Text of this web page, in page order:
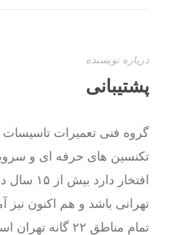
درباره نویسنده
پشتیبانی
گروه فنی تعمیرات تاسیسات
تکنسین های حرفه ای و
افتخار
تهرانی باشد و هم اکنون
تمام مناطق ۲۲